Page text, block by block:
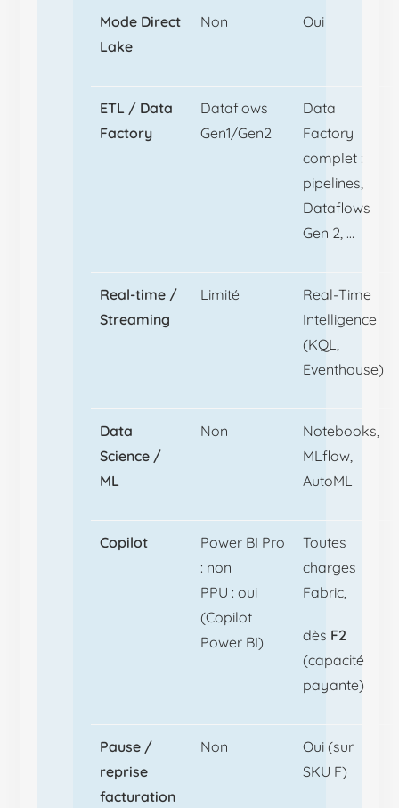
Mode Direct
Lake
Non Oui
ETL / Data
Factory
Dataflows
Gen1/Gen2
Data
Factory
complet :
pipelines,
Dataflows
Gen 2, …
Real-time /
Streaming
Limité
Real-Time
Intelligence
(KQL,
Eventhouse)
Data
Science /
ML
Non
Notebooks,
MLflow,
AutoML
Copilot
Power BI Pro
: non
PPU : oui
(Copilot
Power BI)
Toutes
charges
Fabric,
dès F2
(capacité
payante)
Pause /
reprise
facturation
Non
Oui (sur
SKU F)